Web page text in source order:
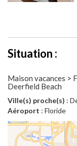
Situation :
Maison vacances >
Deerfield Beach
Ville(s) proche(s) :
Aéroport : Floride